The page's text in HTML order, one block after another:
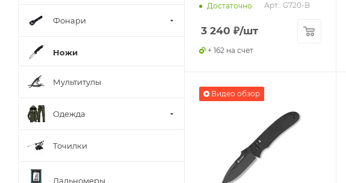
Достаточно Арт.: G720-B
3 240 ₽/шт
+ 162 на счет
Видео обзор
Фонари
Ножи
Мультитулы
Одежда
Точилки
Дальномеры